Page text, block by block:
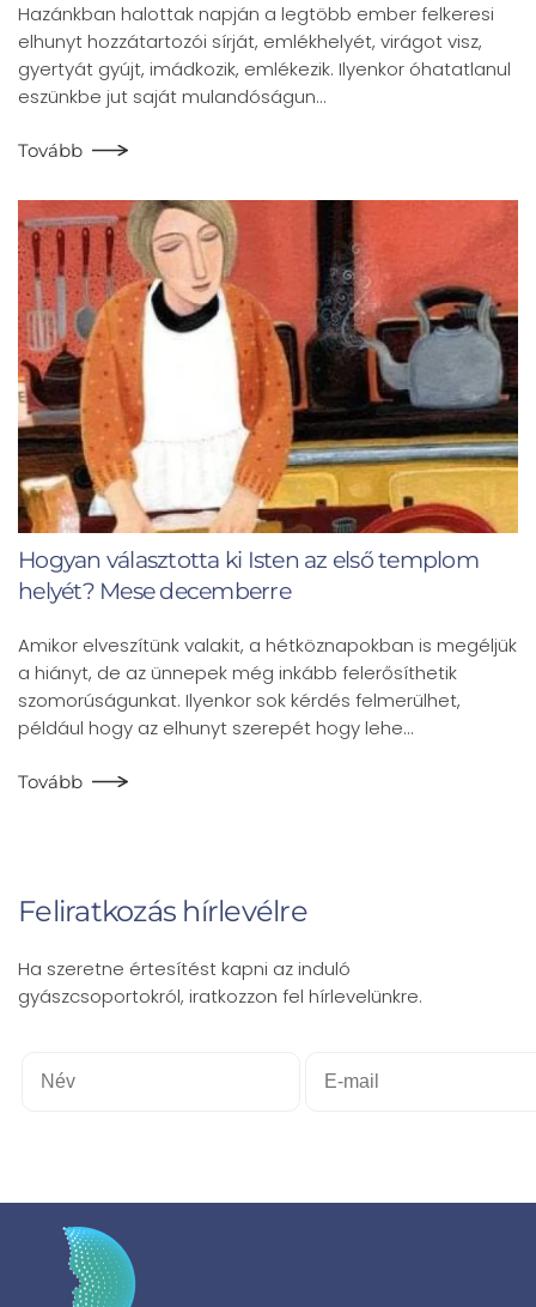
Hazánkban halottak napján a legtöbb ember felkeresi
elhunyt hozzátartozói sírját, emlékhelyét, virágot visz,
gyertyát gyújt, imádkozik, emlékezik. Ilyenkor óhatatlanul
eszünkbe jut saját mulandóságun…
Tovább
Hogyan választotta ki Isten az első templom
helyét? Mese decemberre
Amikor elveszítünk valakit, a hétköznapokban is megéljük
a hiányt, de az ünnepek még inkább felerősíthetik
szomorúságunkat. Ilyenkor sok kérdés felmerülhet,
például hogy az elhunyt szerepét hogy lehe…
Tovább
Feliratkozás hírlevélre
Ha szeretne értesítést kapni az induló
gyászcsoportokról, iratkozzon fel hírlevelünkre.